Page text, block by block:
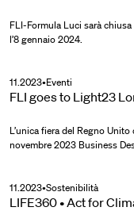
FLI-Formula Luci sarà
l’8 gennaio 2024.
11.2023•Eventi
FLI goes to Light23
L’unica fiera del Regno
novembre 2023 Business
11.2023•Sostenibilità
LIFE360 • Act for